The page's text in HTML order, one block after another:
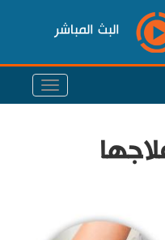
البث المباشر